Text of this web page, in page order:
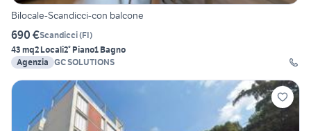
Bilocale-Scandicci-con balcone
690 €Scandicci(FI)
43 mq2 Locali2° Piano1 Bagno
Agenzia GC SOLUTIONS